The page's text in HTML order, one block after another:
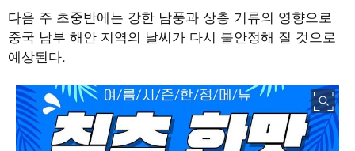
다음 주 초중반에는 강한 남풍과 상층 기류의 영향으로
중국 남부 해안 지역의 날씨가 다시 불안정해 질 것으로
예상된다.